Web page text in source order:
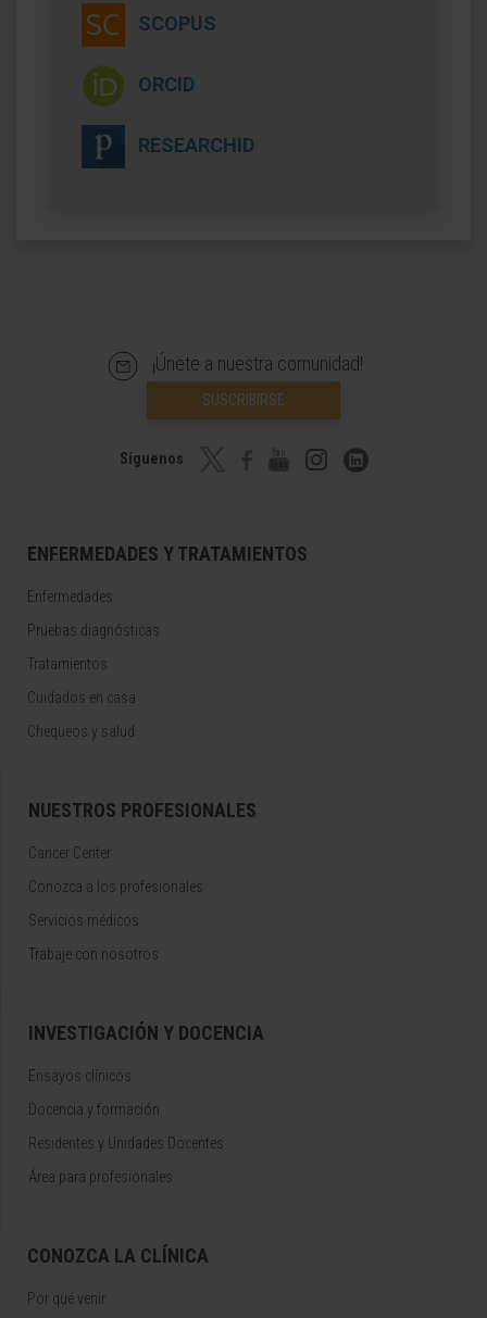
SCOPUS
ORCID
RESEARCHID
¡Únete a nuestra comunidad!
SUSCRIBIRSE
Síguenos
ENFERMEDADES Y TRATAMIENTOS
Enfermedades
Pruebas diagnósticas
Tratamientos
Cuidados en casa
Chequeos y salud
NUESTROS PROFESIONALES
Cancer Center
Conozca a los profesionales
Servicios médicos
Trabaje con nosotros
INVESTIGACIÓN Y DOCENCIA
Ensayos clínicos
Docencia y formación
Residentes y Unidades Docentes
Área para profesionales
CONOZCA LA CLÍNICA
Por qué venir